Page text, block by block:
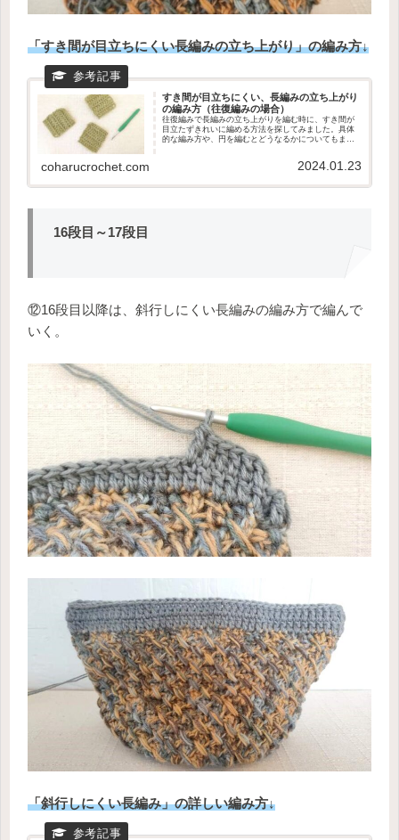
「すき間が目立ちにくい長編みの立ち上がり」の編み方↓
すき間が目立ちにくい、長編みの立ち上がり
の編み方（往復編みの場合）
往復編みで長編みの立ち上がりを編む時に、すき間が
目立たずきれいに編める方法を探してみました。具体
的な編み方や、円を編むとどうなるかについてもまと
coharucrochet.com 2024.01.23
16段目～17段目
⑫16段目以降は、斜行しにくい長編みの編み方で編んで
いく。
「斜行しにくい長編み」の詳しい編み方↓